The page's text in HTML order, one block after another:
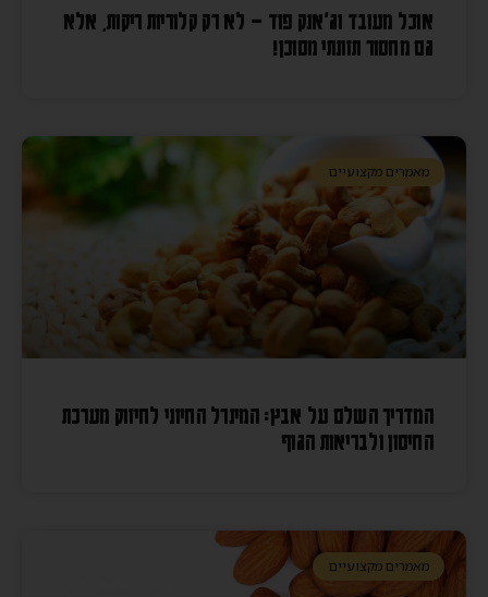
אוכל מעובד וג'אנק פוד – לא רק קלוריות ריקות, אלא
גם מחסור תזונתי מסוכן!
מאמרים מקצועיים
המדריך השלם על אבץ: המינרל החיוני לחיזוק מערכת
החיסון ולבריאות הגוף
מאמרים מקצועיים